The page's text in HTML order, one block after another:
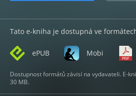
Tato e-kniha je dostupná ve
ePUB Mobi
Dostupnost formátů závisí na vydavateli. E-
30 MB.